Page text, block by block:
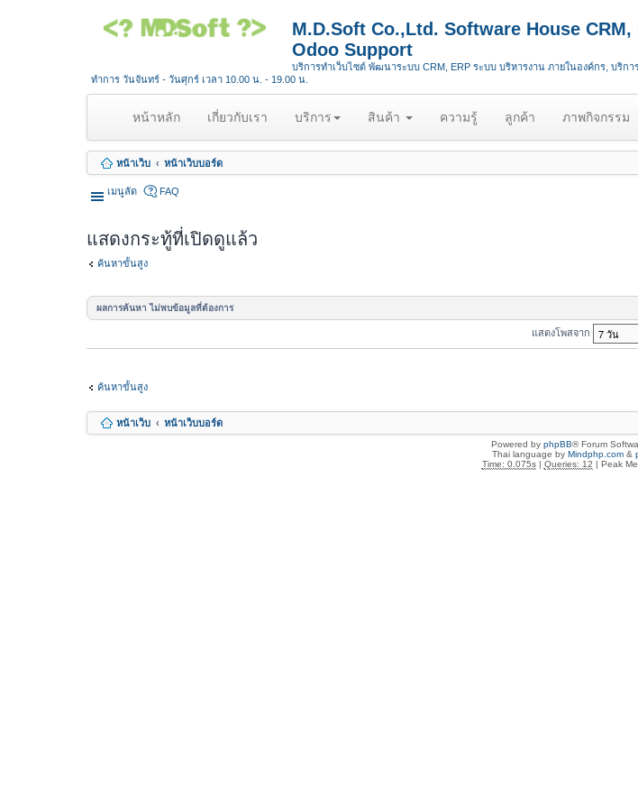
M.D.Soft Co.,Ltd. Software House
Odoo Support
บริการทำเว็บไซต์ พัฒนาระบบ CRM, ERP ระบบ บริหารงาน ภายในองค์กร, บริก
ทำการ วันจันทร์ - วันศุกร์ เวลา 10.00 น. - 19.00 น.
หน้าหลัก(
u
r
n
t
เกี่ยวกับเรา บริการ สินค้า ความรู้ ลูกค้า ภาพกิจกรรม
หน้าเว็บ หน้าเว็บบอร์ด
เมนูลัด FAQ
แสดงกระทู้ที่เปิดดูแล้ว
ค้นหาขั้นสูง
ผลการค้นหา ไม่พบข้อมูลที่ต้องการ
แสดงโพสจาก
ค้นหาขั้นสูง
หน้าเว็บ หน้าเว็บบอร์ด
Powered by phpBB® Forum
Thai language by Mindphp.com&
Time: 0.075s| Queries: 12 | Peak